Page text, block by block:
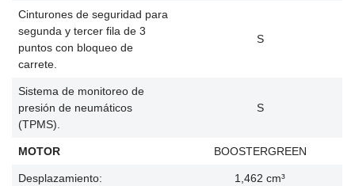
Cinturones de seguridad para
segunda y tercer fila de 3
puntos con bloqueo de
carrete.
S
Sistema de monitoreo de
presión de neumáticos
(TPMS).
S
MOTOR BOOSTERGREEN
Desplazamiento: 1,462 cm³